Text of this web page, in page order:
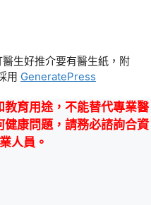
生好推介要有醫生紙，附
用 GeneratePress
教育用途，不能替代專業醫
康問題，請務必諮詢合資
人員。